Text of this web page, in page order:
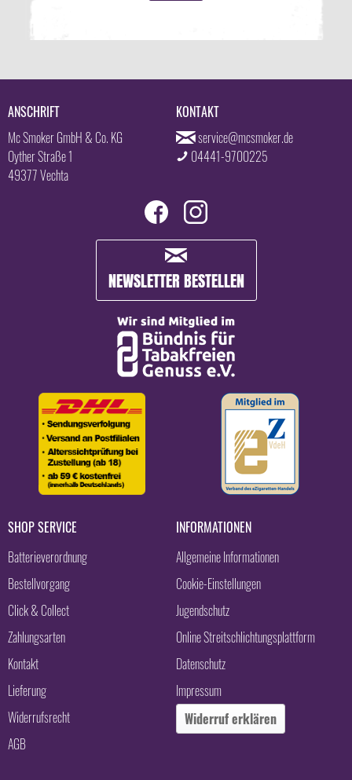
ANSCHRIFT
Mc Smoker GmbH & Co. KG
Oyther Straße 1
49377 Vechta
KONTAKT
service@mcsmoker.de
04441-9700225
NEWSLETTER BESTELLEN
SHOP SERVICE
Batterieverordnung
Bestellvorgang
Click & Collect
Zahlungsarten
Kontakt
Lieferung
Widerrufsrecht
AGB
INFORMATIONEN
Allgemeine Informationen
Cookie-Einstellungen
Jugendschutz
Online Streitschlichtungsplattform
Datenschutz
Impressum
Widerruf erklären